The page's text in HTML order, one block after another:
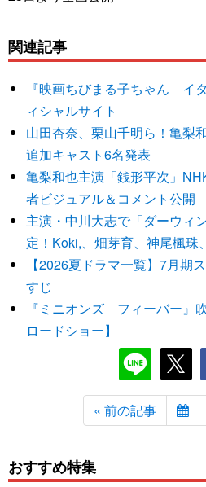
関連記事
『映画ちびまる子ちゃん イ
ィシャルサイト
山田杏奈、栗山千明ら！亀梨
追加キャスト6名発表
亀梨和也主演「銭形平次」
者ビジュアル＆コメント公開
主演・中川大志で「ダーウィ
定！Koki,、畑芽育、神尾楓珠
【2026夏ドラマ一覧】7月期
すじ
『ミニオンズ フィーバー』
ロードショー】
« 前の記事
おすすめ特集